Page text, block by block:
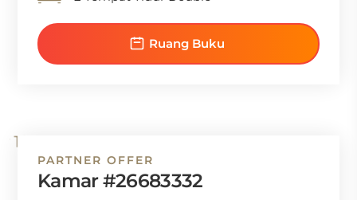
Ruang Buku
PARTNER OFFER
Kamar #26683332